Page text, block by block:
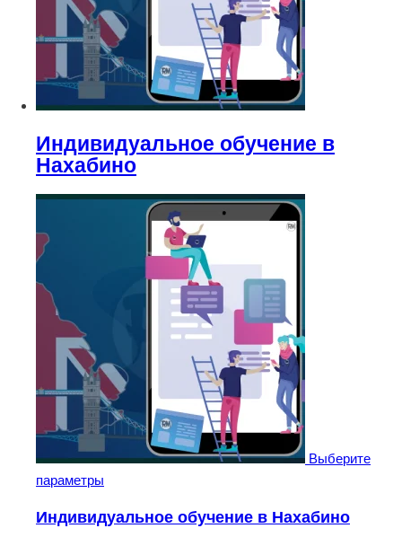
Индивидуальное обучение в
Нахабино
Выберите
параметры
Индивидуальное обучение в Нахабино